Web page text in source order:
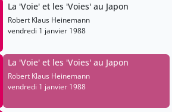
La 'Voie' et les 'Voies' au Japon
Robert Klaus Heinemann
vendredi 1 janvier 1988
La 'Voie' et les 'Voies' au Japon
Robert Klaus Heinemann
vendredi 1 janvier 1988